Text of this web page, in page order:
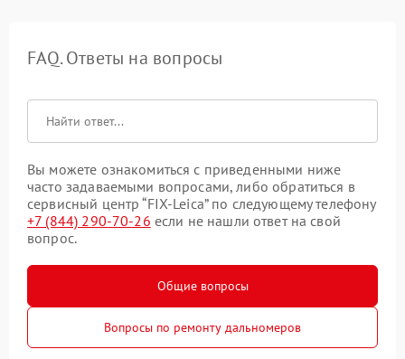
FAQ. Ответы на вопросы
Вы можете ознакомиться с приведенными ниже
часто задаваемыми вопросами, либо обратиться в
сервисный центр “FIX-Leica” по следующему телефону
+7 (844) 290-70-26 если не нашли ответ на свой
вопрос.
Общие вопросы
Вопросы по ремонту дальномеров